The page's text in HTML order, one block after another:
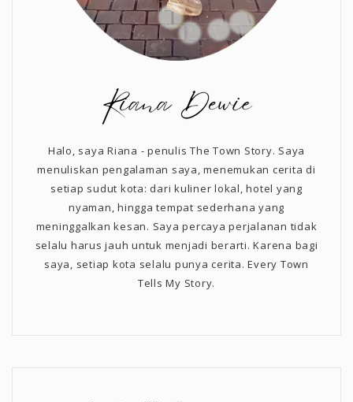
Halo, saya Riana - penulis The Town Story. Saya
menuliskan pengalaman saya, menemukan cerita di
setiap sudut kota: dari kuliner lokal, hotel yang
nyaman, hingga tempat sederhana yang
meninggalkan kesan. Saya percaya perjalanan tidak
selalu harus jauh untuk menjadi berarti. Karena bagi
saya, setiap kota selalu punya cerita. Every Town
Tells My Story.